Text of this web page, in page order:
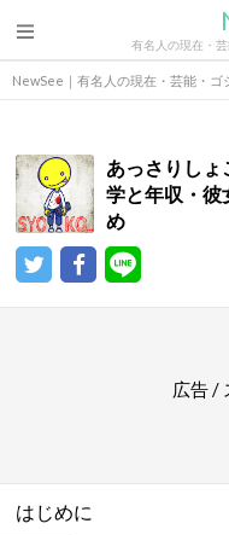
有名人の現在・
NewSee｜有名人の現在・芸能・ゴ
あっさりしょ
学と年収・彼
め
広告 /
はじめに